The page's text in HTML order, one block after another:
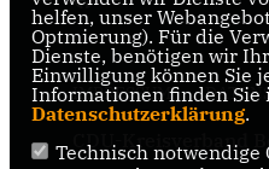
IMPRESSUM
CDU-Kreisverband
helfen, unser
Optmierung). Für die
Dienste, benötigen wir
Einwilligung können Sie
Informationen finden Sie
Datenschutzerklärung.
Technisch notwendige